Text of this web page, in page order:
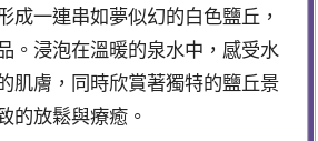
成一連串如夢似幻的白色鹽丘，
。浸泡在溫暖的泉水中，感受水
肌膚，同時欣賞著獨特的鹽丘景
的放鬆與療癒。